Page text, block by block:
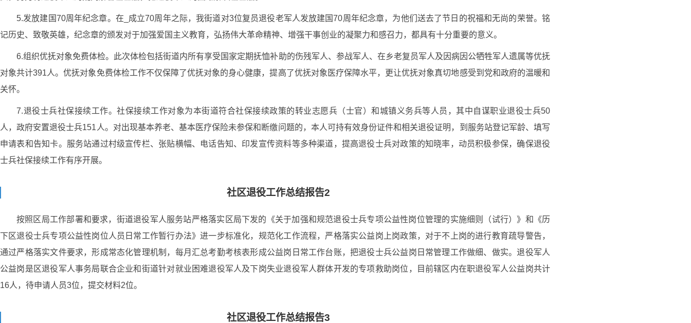
5.发放建国70周年纪念章。在_成立70周年之际，我街道对3位复员退役老军人发放建国70周年纪念章，为他们送去了节日的祝福和无尚的荣誉。铭
记历史、致敬英雄，纪念章的颁发对于加强爱国主义教育，弘扬伟大革命精神、增强干事创业的凝聚力和感召力，都具有十分重要的意义。
6.组织优抚对象免费体检。此次体检包括街道内所有享受国家定期抚恤补助的伤残军人、参战军人、在乡老复员军人及因病因公牺牲军人遗属等优抚
对象共计391人。优抚对象免费体检工作不仅保障了优抚对象的身心健康，提高了优抚对象医疗保障水平，更让优抚对象真切地感受到党和政府的温暖和
关怀。
7.退役士兵社保接续工作。社保接续工作对象为本街道符合社保接续政策的转业志愿兵（士官）和城镇义务兵等人员，其中自谋职业退役士兵50
人，政府安置退役士兵151人。对出现基本养老、基本医疗保险未参保和断缴问题的，本人可持有效身份证件和相关退役证明，到服务站登记军龄、填写
申请表和告知卡。服务站通过村级宣传栏、张贴横幅、电话告知、印发宣传资料等多种渠道，提高退役士兵对政策的知晓率，动员积极参保，确保退役
士兵社保接续工作有序开展。
社区退役工作总结报告2
按照区局工作部署和要求，街道退役军人服务站严格落实区局下发的《关于加强和规范退役士兵专项公益性岗位管理的实施细则（试行）》和《历
下区退役士兵专项公益性岗位人员日常工作暂行办法》进一步标准化，规范化工作流程，严格落实公益岗上岗政策，对于不上岗的进行教育疏导警告，
通过严格落实文件要求，形成常态化管理机制，每月汇总考勤考核表形成公益岗日常工作台账，把退役士兵公益岗日常管理工作做细、做实。退役军人
公益岗是区退役军人事务局联合企业和街道针对就业困难退役军人及下岗失业退役军人群体开发的专项救助岗位，目前辖区内在职退役军人公益岗共计
16人，待申请人员3位，提交材料2位。
社区退役工作总结报告3